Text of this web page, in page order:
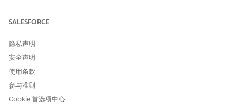
SALESFORCE
隐私声明
安全声明
使用条款
参与准则
Cookie 首选项中心